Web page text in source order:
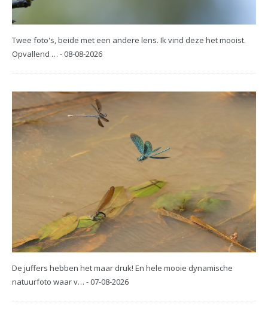
Twee foto's, beide met een andere lens. Ik vind deze het mooist.
Opvallend … - 08-08-2026
De juffers hebben het maar druk! En hele mooie dynamische
natuurfoto waar v… - 07-08-2026